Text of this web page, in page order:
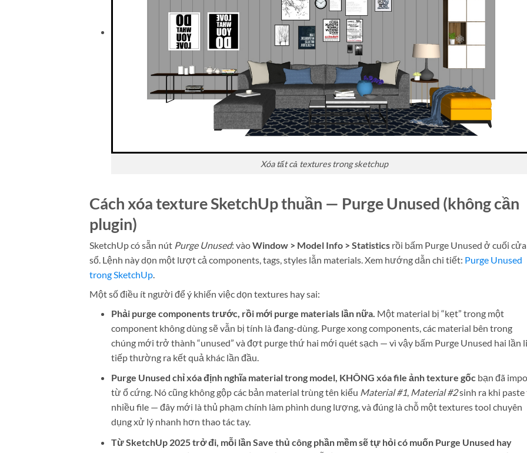
Xóa tất cả textures trong sketchup
Cách xóa texture SketchUp thuần — Purge Unused (không cần
plugin)
SketchUp có sẵn nút Purge Unused: vàoWindow > Model Info > Statistics rồi bấm Purge Unused ở cuối cửa
sổ. Lệnh này dọn một lượt cả components, tags, styles lẫn materials. Xem hướng dẫn chi tiết: Purge Unused
trong SketchUp
Một số điều ít người để ý khiến việc dọn textures hay sai:
Phải purge components trước, rồi mới purge materials lần nữa. Một material bị “kẹt” trong một
component không dùng sẽ vẫn bị tính là đang-dùng. Purge xong components, các material bên trong
chúng mới trở thành “unused” và đợt purge thứ hai mới quét sạch — vì vậy bấm Purge Unused hai lần
tiếp thường ra kết quả khác lần đầu.
Purge Unused chỉ xóa định nghĩa material trong model, KHÔNG xóa file ảnh texture gốcbạn đã
từ ổ cứng. Nó cũng không gộp các bản material trùng tên kiểu Material #1, Material #2sinh ra khi
nhiều file — đây mới là thủ phạm chính làm phình dung lượng, và đúng là chỗ một textures tool chuyên
dụng xử lý nhanh hơn thao tác tay.
Từ SketchUp 2025 trở đi, mỗi lần Save thủ công phần mềm sẽ tự hỏi có muốn Purge Unused hay